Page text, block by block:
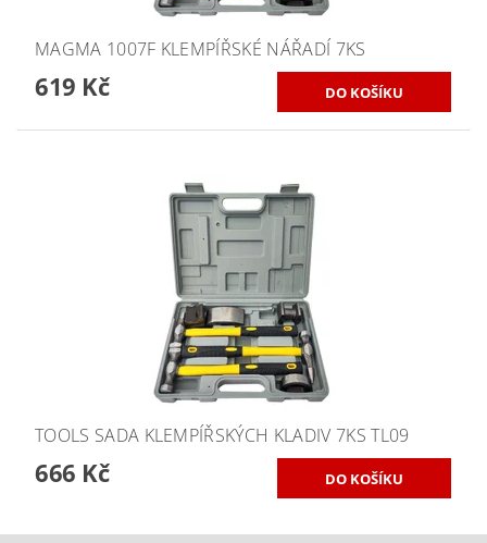
MAGMA 1007F KLEMPÍŘSKÉ NÁŘADÍ 7KS
619 Kč
TOOLS SADA KLEMPÍŘSKÝCH KLADIV 7KS TL09
666 Kč